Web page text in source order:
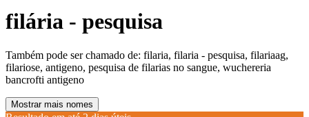
filária - pesquisa
Também pode ser chamado de: filaria, filaria - pesquisa, filariaag,
filariose, antigeno, pesquisa de filarias no sangue, wuchereria
bancrofti antigeno
Mostrar mais nomes